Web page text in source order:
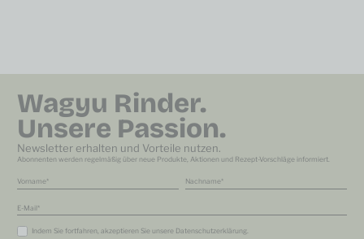
Wagyu Rinder.
Unsere Passion.
Newsletter erhalten und Vorteile nutzen.
Abonnenten werden regelmäßig über neue Produkte, Aktionen und Rezept-Vorschläge informiert.
Vorname Nachname
E-Mail
Indem Sie fortfahren, akzeptieren Sie unsere Datenschutzerklärung.